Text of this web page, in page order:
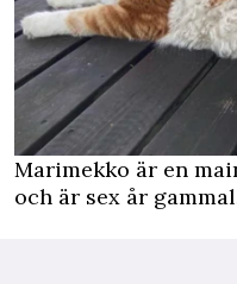
Marimekko är en
och är sex år